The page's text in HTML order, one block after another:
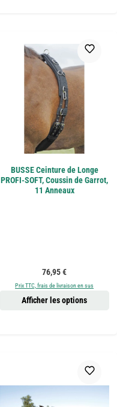
BUSSE Ceinture de Longe
PROFI-SOFT, Coussin de Garrot,
11 Anneaux
Prix régulier :
76,95 €
Prix TTC, frais de livraison en sus
Afficher les options